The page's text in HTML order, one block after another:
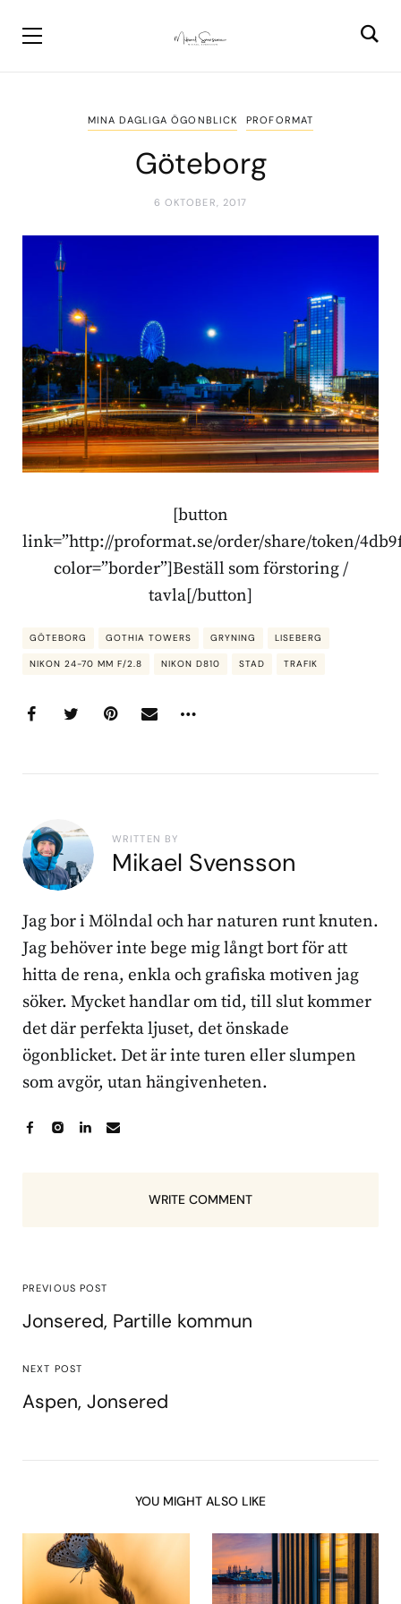
MINA DAGLIGA ÖGONBLICK PROFORMAT
Göteborg
6 OKTOBER, 2017
[button
link=”http://proformat.se/order/share/token/
color=”border”]Beställ som förstoring /
tavla[/button]
GÖTEBORG GOTHIA TOWERS GRYNING LISEBERG
NIKON 24-70 MM F/2.8 NIKON D810 STAD TRAFIK
WRITTEN BY
Mikael Svensson
Jag bor i Mölndal och har naturen runt knuten.
Jag behöver inte bege mig långt bort för att
hitta de rena, enkla och grafiska motiven jag
söker. Mycket handlar om tid, till slut kommer
det där perfekta ljuset, det önskade
ögonblicket. Det är inte turen eller slumpen
som avgör, utan hängivenheten.
WRITE COMMENT
PREVIOUS POST
Jonsered, Partille kommun
NEXT POST
Aspen, Jonsered
YOU MIGHT ALSO LIKE